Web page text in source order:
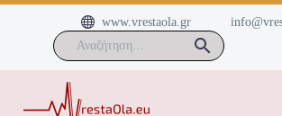

 www.vrestaola.gr